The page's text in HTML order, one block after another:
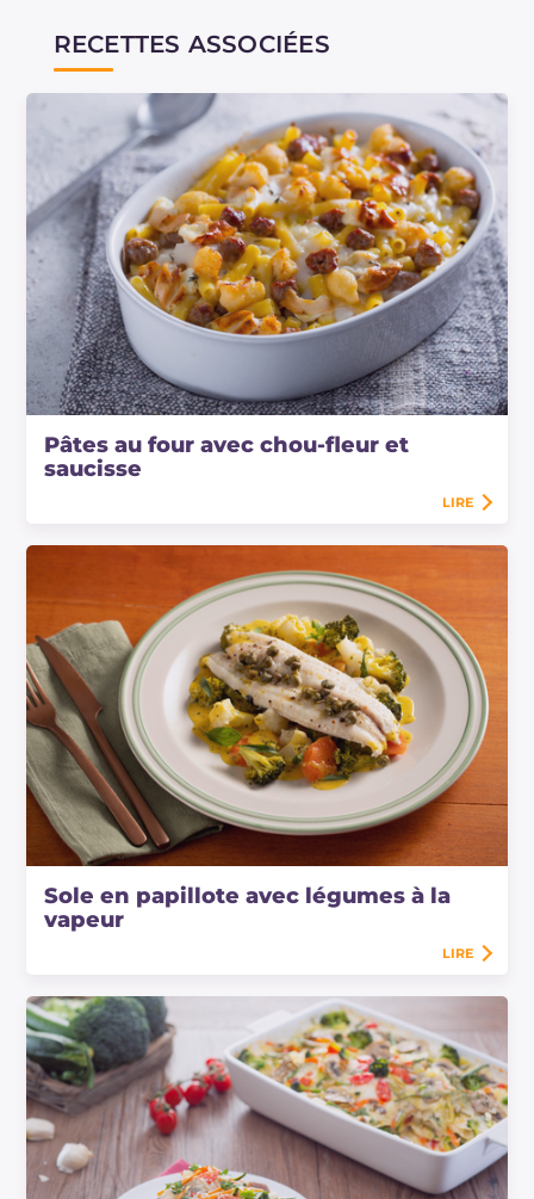
RECETTES ASSOCIÉES
Pâtes au four avec chou-fleur et
saucisse
LIRE
Sole en papillote avec légumes à la
vapeur
LIRE